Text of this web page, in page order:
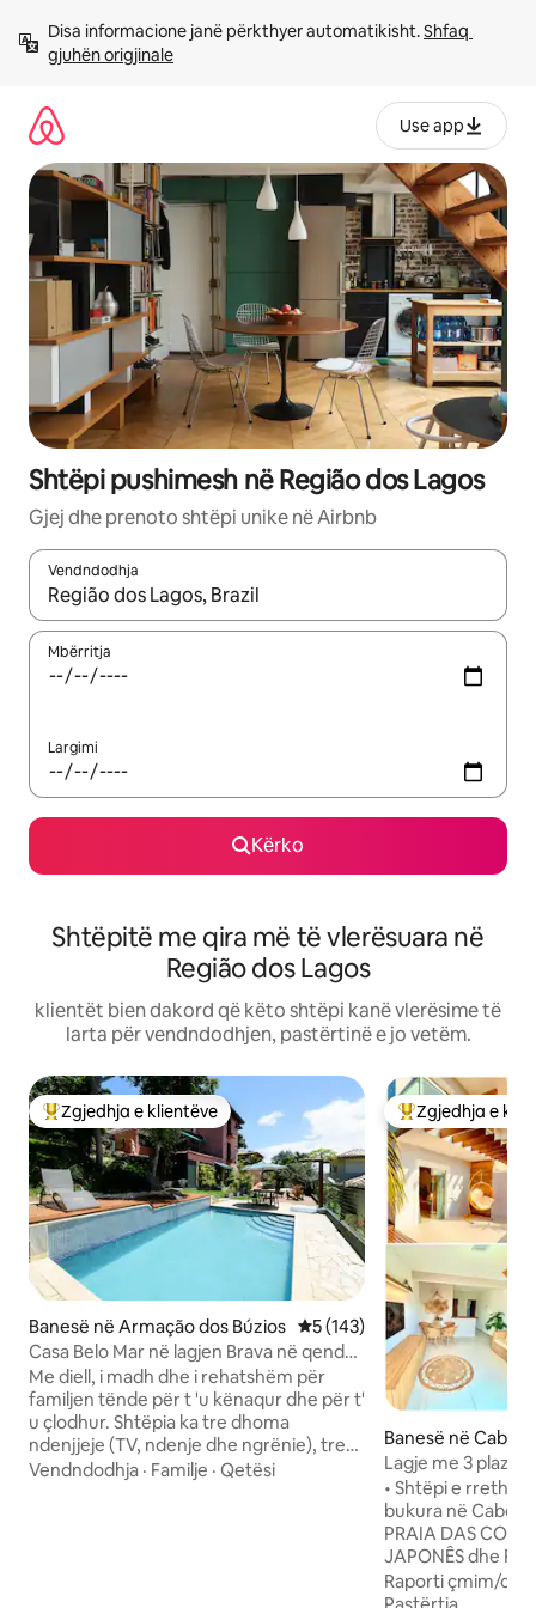
përmbajtja
Disa informacione janë përkthyer automatikisht. Shfaq
gjuhën origjinale
Use app
Shtëpi pushimesh në Região dos Lagos
Gjej dhe prenoto shtëpi unike në Airbnb
Vendndodhja
Kur rezultatet të jenë të disponueshme, lëviz me butonat e
Mbërritja
Largimi
Kërko
Shtëpitë me qira më të vlerësuara në
Região dos Lagos
klientët bien dakord që këto shtëpi kanë vlerësime të
larta për vendndodhjen, pastërtinë e jo vetëm.
Më të mirat e zgjedhjeve të klientëve
Zgjedhja e klientëve
Banesë në Armação dos Búzios Vlerësimi mesatar 5 nga 5,
5 (143)
Casa Belo Mar në lagjen Brava në qendër
të qytetit
Me diell, i madh dhe i rehatshëm për
familjen tënde për t 'u kënaqur dhe për t'
u çlodhur. Shtëpia ka tre dhoma
ndenjjeje (TV, ndenje dhe ngrënie), tre
suita, ballkone, kuzhinë të integruar në
Vendndodhja · Familje · Qetësi
Më të mirat e
Zgjedhja e
Banesë në Cabo
Lagje me 3
skarë
• Shtëpi e
bukura në Cabo
PRAIA DAS
JAPONÊS dhe
5 minuta me makinë); • Lagjja
Cabo Frio/RJ,
Raporti çmim/